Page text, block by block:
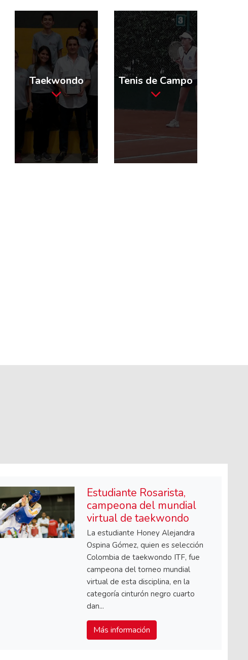
Taekwondo Tenis de Campo
Estudiante Rosarista,
campeona del mundial
virtual de taekwondo
La estudiante Honey Alejandra
Ospina Gómez, quien es selección
Colombia de taekwondo ITF, fue
campeona del torneo mundial
virtual de esta disciplina, en la
categoría cinturón negro cuarto
dan...
Más información